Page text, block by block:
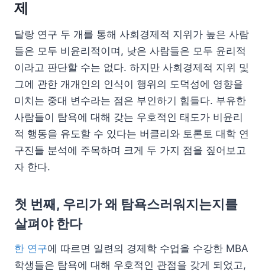
제
달랑 연구 두 개를 통해 사회경제적 지위가 높은 사람
들은 모두 비윤리적이며, 낮은 사람들은 모두 윤리적
이라고 판단할 수는 없다. 하지만 사회경제적 지위 및
그에 관한 개개인의 인식이 행위의 도덕성에 영향을
미치는 중대 변수라는 점은 부인하기 힘들다. 부유한
사람들이 탐욕에 대해 갖는 우호적인 태도가 비윤리
적 행동을 유도할 수 있다는 버클리와 토론토 대학 연
구진들 분석에 주목하며 크게 두 가지 점을 짚어보고
자 한다.
첫 번째, 우리가 왜 탐욕스러워지는지를
살펴야 한다
한 연구에 따르면 일련의 경제학 수업을 수강한 MBA
학생들은 탐욕에 대해 우호적인 관점을 갖게 되었고,